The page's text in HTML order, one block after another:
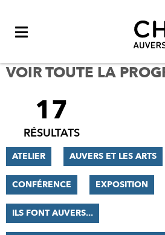
VOIR TOUTE LA
FILTRER
RÉSULTATS
17
RÉSULTATS
ATELIER AUVERS ET LES ARTS
CONFÉRENCE EXPOSITION
ILS FONT AUVERS...